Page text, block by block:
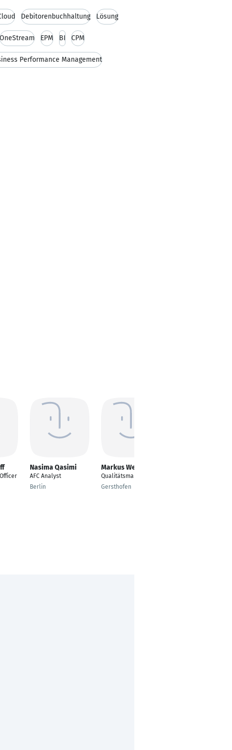
Debitorenbuchhaltung Lösung
OneStream EPM BI CPM
Performance Management
Nasima Qasimi
AFC Analyst
Berlin
Markus Werner
Qualitätsmanager
Gersthofen